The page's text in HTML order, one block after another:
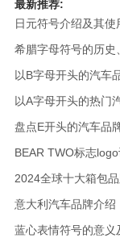
最新推荐:
日元符号介绍及其使
希腊字母符号的历史
以B字母开头的汽车
以A字母开头的热门
盘点E开头的汽车品
BEAR TWO标志
2024全球十大箱包
意大利汽车品牌介
蓝心表情符号的意义